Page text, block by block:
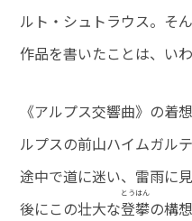
ルト・シュトラウス。そ
作品を書いたことは、い
《アルプス交響曲》の着
ルプスの前山ハイムガル
途中で道に迷い、雷雨に
後にこの壮大な登攀
とうはん
の構